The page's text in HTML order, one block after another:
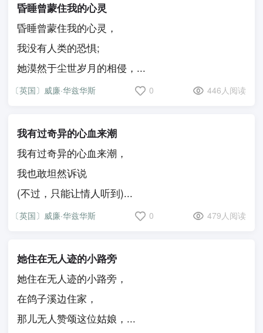
昏睡曾蒙住我的心灵
昏睡曾蒙住我的心灵，
我没有人类的恐惧;
她漠然于尘世岁月的相侵，...
〔英国〕威廉·华兹华斯 0 446人阅读
我有过奇异的心血来潮
我有过奇异的心血来潮，
我也敢坦然诉说
(不过，只能让情人听到)...
〔英国〕威廉·华兹华斯 0 479人阅读
她住在无人迹的小路旁
她住在无人迹的小路旁，
在鸽子溪边住家，
那儿无人赞颂这位姑娘，...